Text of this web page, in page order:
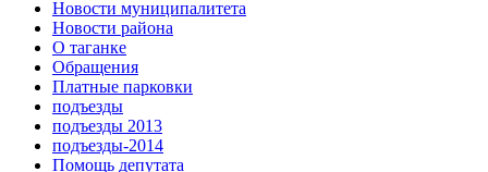
Новости муниципалитета
Новости района
О таганке
Обращения
Платные парковки
подъезды
подъезды 2013
подъезды-2014
Помощь депутата